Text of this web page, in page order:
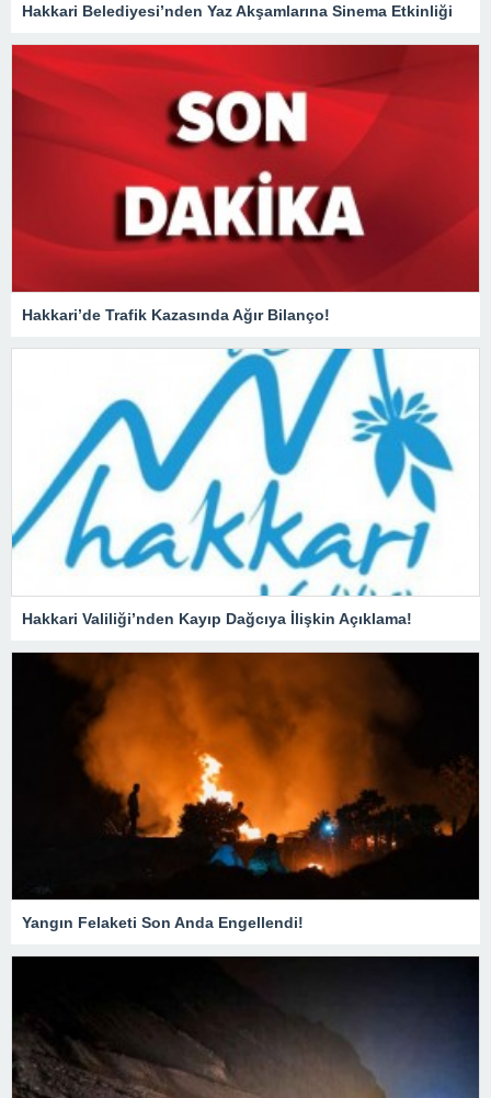
Hakkari Belediyesi’nden Yaz Akşamlarına Sinema Etkinliği
Hakkari’de Trafik Kazasında Ağır Bilanço!
Hakkari Valiliği’nden Kayıp Dağcıya İlişkin Açıklama!
Yangın Felaketi Son Anda Engellendi!